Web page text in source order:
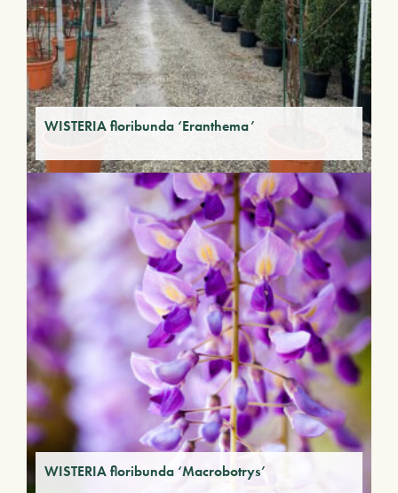
WISTERIA floribunda ‘Eranthema’
WISTERIA floribunda ‘Macrobotrys’